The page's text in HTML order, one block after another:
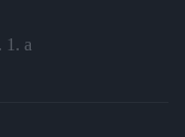
1. a